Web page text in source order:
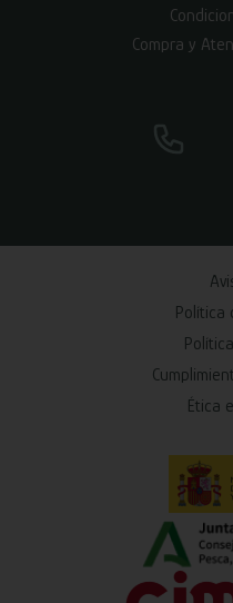
Compra y
Política
Ética